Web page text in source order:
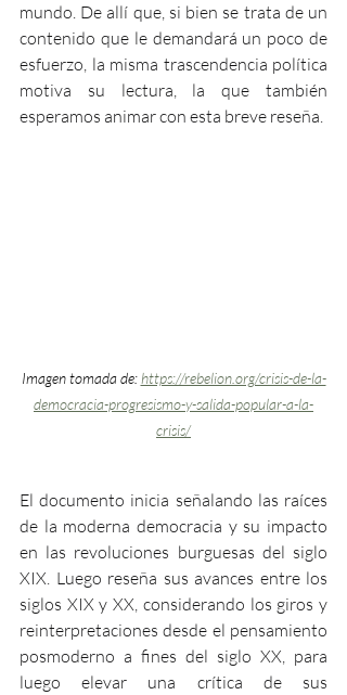
mundo. De allí que, si bien se trata de un
contenido que le demandará un poco de
esfuerzo, la misma trascendencia política
motiva su lectura, la que también
esperamos animar con esta breve reseña.
Imagen tomada de: https://rebelion.org/crisis-de-la-
democracia-progresismo-y-salida-popular-a-la-
crisis/
El documento inicia señalando las raíces
de la moderna democracia y su impacto
en las revoluciones burguesas del siglo
XIX. Luego reseña sus avances entre los
siglos XIX y XX, considerando los giros y
reinterpretaciones desde el pensamiento
posmoderno a fines del siglo XX, para
luego elevar una crítica de sus